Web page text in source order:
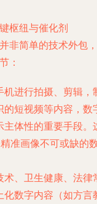
枢纽与催化剂
非简单的技术外包，
：
机进行拍摄、剪辑，
的短视频等内容，数
主体性的重要手段。
准画像不可或缺的
术、卫生健康、法律
化数字内容（如方言